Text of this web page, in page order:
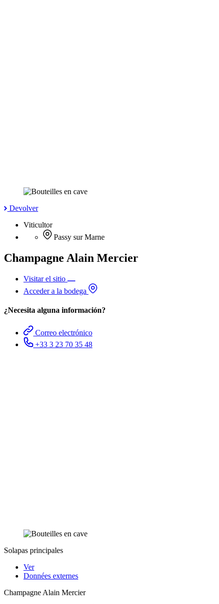
Devolver
Viticultor
Passy sur Marne
Champagne Alain Mercier
Visitar el sitio
Acceder a la bodega
¿Necesita alguna información?
Correo electrónico
+33 3 23 70 35 48
Solapas principales
Ver
Données externes
Champagne Alain Mercier